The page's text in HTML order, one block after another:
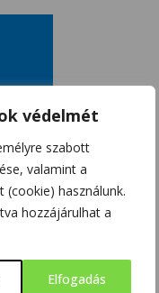
védelmét
szabott
valamint a
használunk.
hozzájárulhat a
Elfogadás